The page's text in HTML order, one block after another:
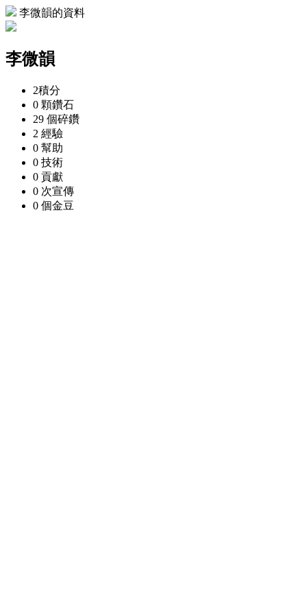
李微韻的資料
李微韻
2積分
0 顆鑽石
29 個碎鑽
2 經驗
0 幫助
0 技術
0 貢獻
0 次宣傳
0 個金豆